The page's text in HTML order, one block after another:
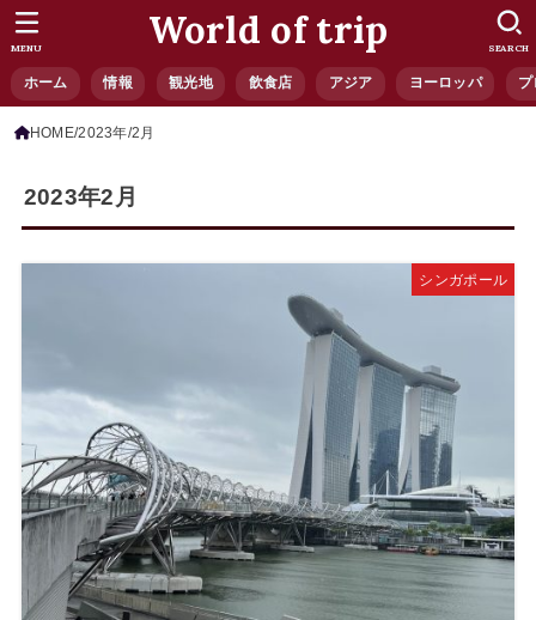
World of trip
ホーム 情報 観光地 飲食店 アジア ヨーロッパ プ
SEARCH
MENU
HOME 2023年 2月
2023年2月
シンガポール